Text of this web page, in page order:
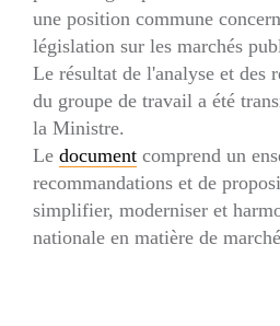
une position commune
législation sur les marchés
Le résultat de l'analyse et des
du groupe de travail a été
la Ministre.
Le document comprend un
recommandations et de
simplifier, moderniser et
nationale en matière de